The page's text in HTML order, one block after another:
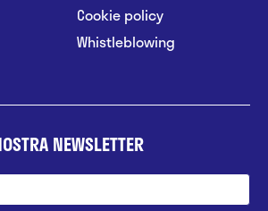
Cookie policy
Whistleblowing
NEWSLETTER